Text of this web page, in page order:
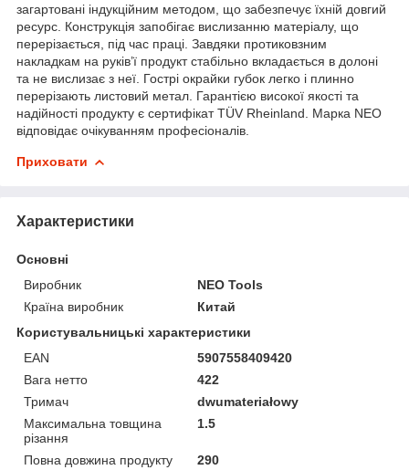
загартовані індукційним методом, що забезпечує їхній довгий
ресурс. Конструкція запобігає вислизанню матеріалу, що
перерізається, під час праці. Завдяки протиковзним
накладкам на руків’ї продукт стабільно вкладається в долоні
та не вислизає з неї. Гострі окрайки губок легко і плинно
перерізають листовий метал. Гарантією високої якості та
надійності продукту є сертифікат TÜV Rheinland. Марка NEO
відповідає очікуванням професіоналів.
Приховати
Характеристики
Основні
Виробник
NEO Tools
Країна виробник
Китай
Користувальницькі характеристики
EAN
5907558409420
Вага нетто
422
Тримач
dwumateriałowy
Максимальна товщина
різання
1.5
Повна довжина продукту 290